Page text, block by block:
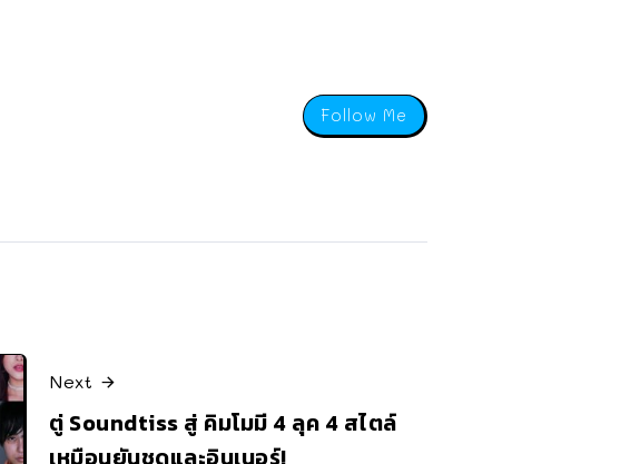
Follow Me
Next
ตู่ Soundtiss สู่ คิมโมมี 4 ลุค 4 สไตล์
เหมือนยันชุดและอินเนอร์!